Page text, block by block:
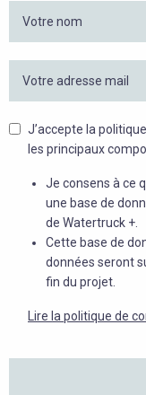
J’accepte la
les principaux
Je consens à ce
une base de
de Watertruck +.
Cette base de
données seront
fin du projet.
Lire la politique de